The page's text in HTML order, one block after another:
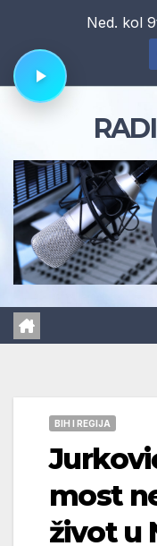
content
Ned. kol
BIH I REGIJA
most
život u